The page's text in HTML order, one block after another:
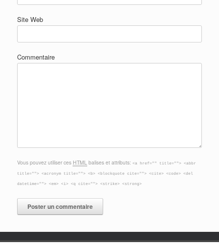
Site Web
Commentaire
Vous pouvez utiliser ces HTML balises et attributs: <a href="" title=""> <abbr
title=""> <acronym title=""> <b> <blockquote cite=""> <cite> <code> <del
datetime=""> <em> <i> <q cite=""> <strike> <strong>